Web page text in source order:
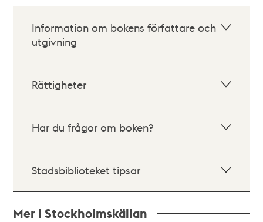
Information om bokens författare och
utgivning
Rättigheter
Har du frågor om boken?
Stadsbiblioteket tipsar
Mer i Stockholmskällan